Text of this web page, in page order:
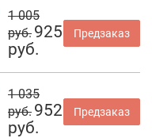
1 005
руб. 925
руб.
Предзаказ
1 035
руб. 952
руб.
Предзаказ